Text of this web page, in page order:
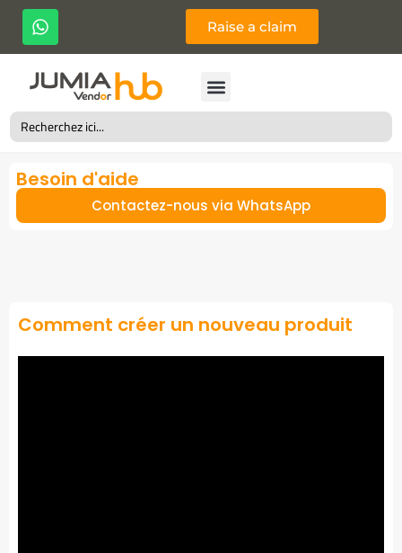
Raise a claim
Search
for:
Besoin d'aide
Contactez-nous via WhatsApp
Comment créer un nouveau produit